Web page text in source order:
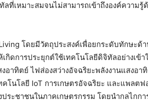
ที่เหมาะสมจนไม่สามารถเข้าถึงองค์ความรู้
โดยมีวัตถุประสงค์เพื่อยกระดับทักษะด้
ดการประยุกต์ใช้เทคโนโลยีดิจิทัลอย่างเข้า
อาทิตย์ ไฟส่องสว่างอัจฉริยะพลังงานแสงอา
คโนโลยี IoT การเกษตรอัจฉริยะ และแพลตฟ
ระชาชนในภาคเกษตรกรรม โดยนำกลไกก